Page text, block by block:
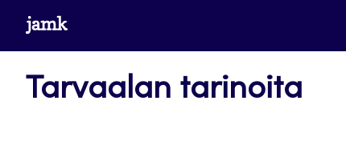
Siirrywww.jamk.fi
Tarvaalan tarinoita